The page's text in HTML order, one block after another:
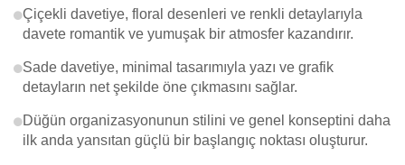
Çiçekli davetiye, floral desenleri ve renkli detaylarıyla
davete romantik ve yumuşak bir atmosfer kazandırır.
Sade davetiye, minimal tasarımıyla yazı ve grafik
detayların net şekilde öne çıkmasını sağlar.
Düğün organizasyonunun stilini ve genel konseptini daha
ilk anda yansıtan güçlü bir başlangıç noktası oluşturur.